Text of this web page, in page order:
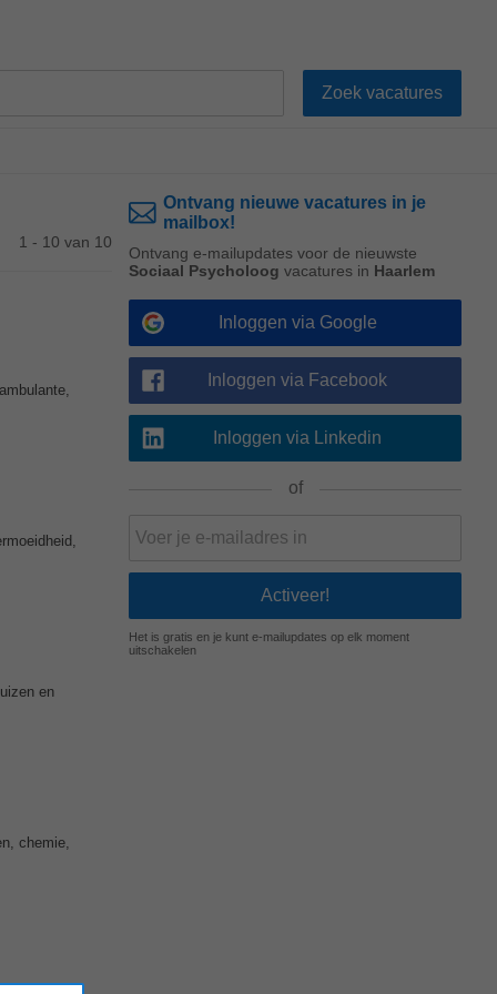
1 - 10 van 10
en
chemie,
Er wordt
Ontvang nieuwe vacatures in je
mailbox!
Ontvang e-mailupdates voor de nieuwste
Sociaal Psycholoog vacatures in Haarlem
Inloggen via Google
Inloggen via Facebook
Inloggen via Linkedin
of
Het is gratis en je kunt e-mailupdates op elk moment
uitschakelen